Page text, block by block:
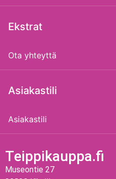
Ekstrat
Ota yhteyttä
Asiakastili
Asiakastili
Teippikauppa.fi
Museontie 27